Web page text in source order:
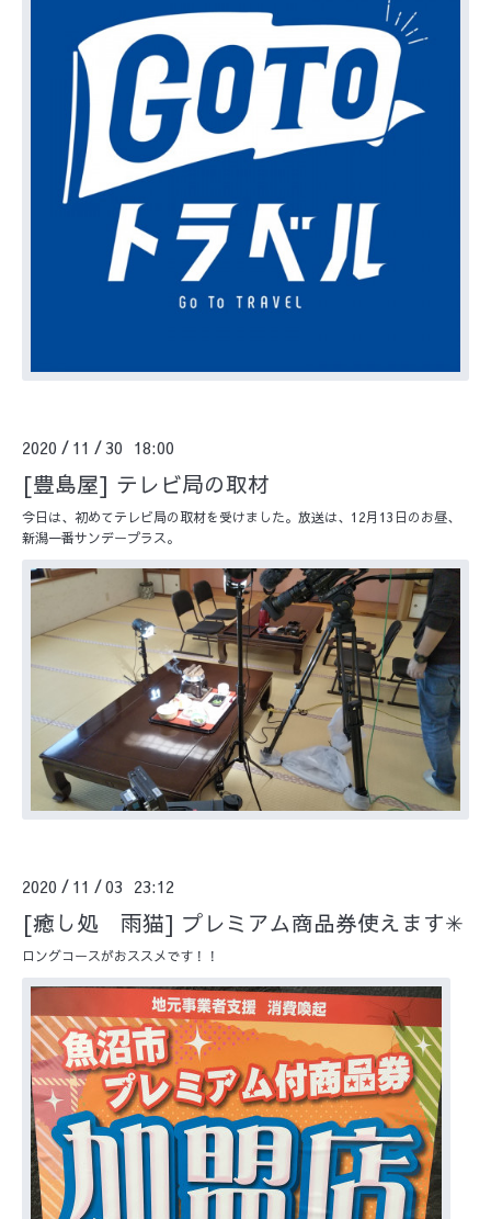
2020 / 11 /30 18:00
[豊島屋] テレビ局の取材
今日は、初めてテレビ局の取材を受けました。放送は、12月13日のお昼、
新潟一番サンデープラス。
2020 / 11 /03 23:12
[癒し処 雨猫] プレミアム商品券使えます✳︎
ロングコースがおススメです！！